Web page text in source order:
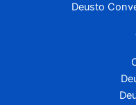
Deusto